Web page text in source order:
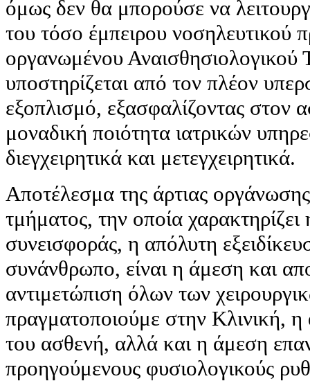
όμως δεν θα μπορούσε να
του τόσο έμπειρου νοσηλευτικού
οργανωμένου Αναισθησιολογικού
υποστηρίζεται από τον πλέον
εξοπλισμό, εξασφαλίζοντας στον
μοναδική ποιότητα ιατρικών
διεγχειρητικά και μετεγχειρητικά.
Αποτέλεσμα της άρτιας
τμήματος, την οποία
συνεισφοράς, η απόλυτη
συνάνθρωπο, είναι η άμεση και
αντιμετώπιση όλων των
πραγματοποιούμε στην Κλινική,
του ασθενή, αλλά και η άμεση
προηγούμενους φυσιολογικούς